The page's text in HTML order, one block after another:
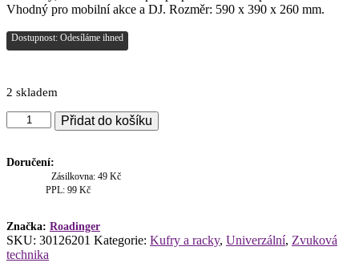
Vhodný pro mobilní akce a DJ. Rozměr: 590 x 390 x 260 mm.
Dostupnost: Odesíláme ihned
2 skladem
Kufr
univerzální
Pro,
množství
Přidat do košíku
Doručení:
Zásilkovna: 49 Kč
PPL: 99 Kč
Značka: Roadinger
SKU: 30126201 Kategorie: Kufry a racky, Univerzální, Zvuková
technika